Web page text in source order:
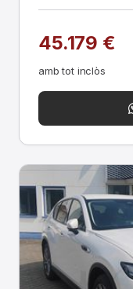
45.179 €
amb tot inclòs